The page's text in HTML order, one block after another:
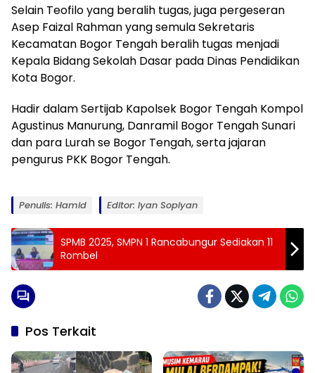
Selain Teofilo yang beralih tugas, juga pergeseran
Asep Faizal Rahman yang semula Sekretaris
Kecamatan Bogor Tengah beralih tugas menjadi
Kepala Bidang Sekolah Dasar pada Dinas Pendidikan
Kota Bogor.
Hadir dalam Sertijab Kapolsek Bogor Tengah Kompol
Agustinus Manurung, Danramil Bogor Tengah Sunari
dan para Lurah se Bogor Tengah, serta jajaran
pengurus PKK Bogor Tengah.
Penulis: Hamid Editor: Iyan Sopiyan
SPMB 2025, SMPN 1 Rancabungur Sediakan 11
Rombel
Pos Terkait